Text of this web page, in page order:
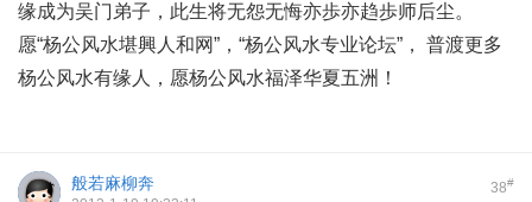
缘成为吴门弟子，此生将无怨无悔亦歩亦趋歩师后尘。
愿“杨公风水堪興人和网”，“杨公风水专业论坛”， 普渡更多
杨公风水有缘人，愿杨公风水福泽华夏五洲！
38#
般若麻柳奔